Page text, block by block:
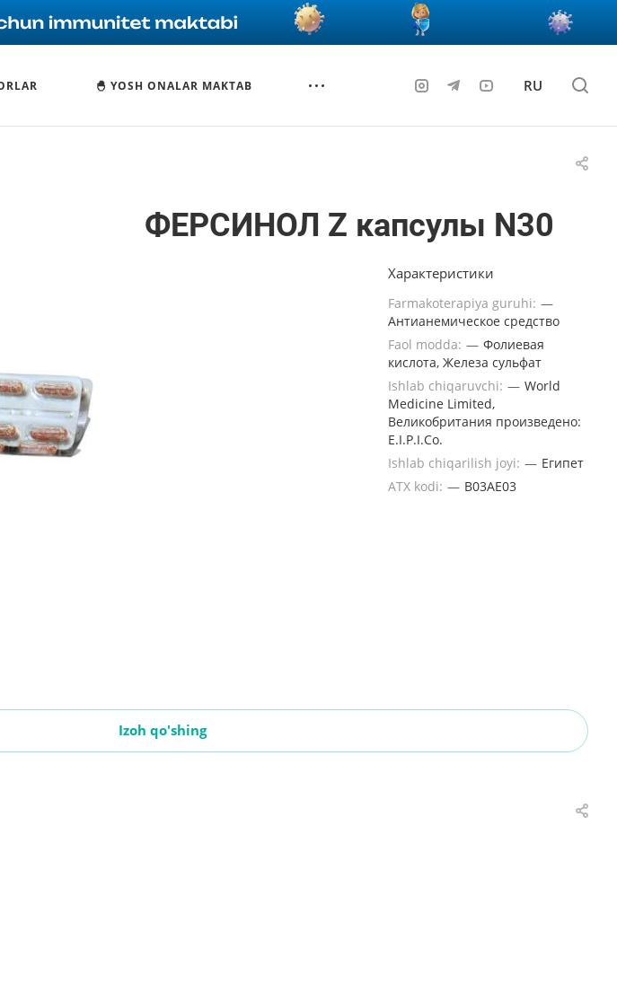
🐣 YOSH ONALAR MAKTAB RU
ФЕРСИНОЛ Z капсулы N30
Характеристики
Farmakoterapiya guruhi: —
Антианемическое средство
Faol modda: — Фолиевая
кислота, Железа сульфат
Ishlab chiqaruvchi: — World
Medicine Limited,
Великобритания произведено:
E.I.P.I.Co.
Ishlab chiqarilish joyi: — Египет
ATX kodi: — B03AЕ03
Izoh qo'shing